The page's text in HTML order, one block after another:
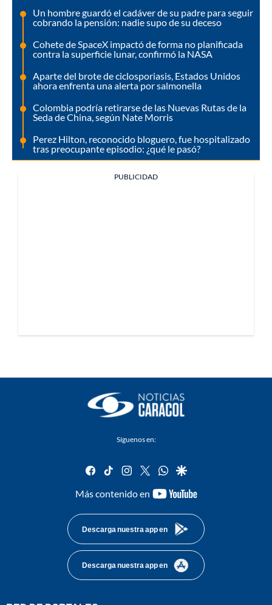
Un hombre guardó el cadáver de su padre para seguir
cobrando la pensión: nadie supo de su deceso
Cohete de SpaceX impactó de forma no planificada
contra la superficie lunar, confirmó la NASA
Aparte del brote de ciclosporiasis, Estados Unidos
ahora enfrenta una alerta por salmonella
Colombia podría retirarse de las Nuevas Rutas de la
Seda de China, según Nate Morris
Perez Hilton, reconocido bloguero, fue hospitalizado
tras preocupante episodio: ¿qué le pasó?
PUBLICIDAD
Síguenos en:
facebook
tiktok instagram
twitterwhatsapp
google
Más contenido en
youtube-
Descarga nuestra app en
Descarga nuestra app en